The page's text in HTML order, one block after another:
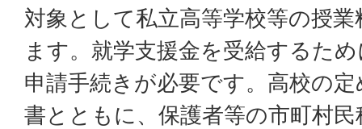
対象として私立高等学校等の授
ます。就学支援金を受給するた
申請手続きが必要です。高校の
書とともに、保護者等の市町村